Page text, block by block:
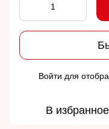
Войти для
В избранное